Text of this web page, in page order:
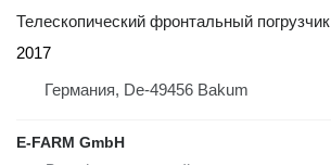
Телескопический фронтальный погрузчик
2017
Германия, De-49456 Bakum
E-FARM GmbH